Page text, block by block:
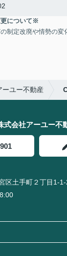
について※
制定改廃や情勢の変
ーユー不動産
式会社アーユー不
区土手町２丁目1-